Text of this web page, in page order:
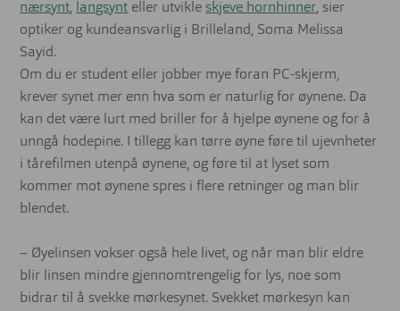
nærsynt, langsynt eller utvikleskjeve hornhinner, sier
optiker og kundeansvarlig i Brilleland, Soma Melissa
Sayid.
Om du er student eller jobber mye foran PC-skjerm,
krever synet mer enn hva som er naturlig for øynene. Da
kan det være lurt med briller for å hjelpe øynene og for å
unngå hodepine. I tillegg kan tørre øyne føre til ujevnheter
i tårefilmen utenpå øynene, og føre til at lyset som
kommer mot øynene spres i flere retninger og man blir
blendet.
– Øyelinsen vokser også hele livet, og når man blir eldre
blir linsen mindre gjennomtrengelig for lys, noe som
bidrar til å svekke mørkesynet. Svekket mørkesyn kan